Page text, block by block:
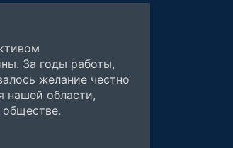
За годы работы,
желание честно
нашей области,